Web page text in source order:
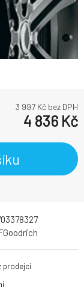
3 997 Kč bez DPH
4 836 Kč
prodejci